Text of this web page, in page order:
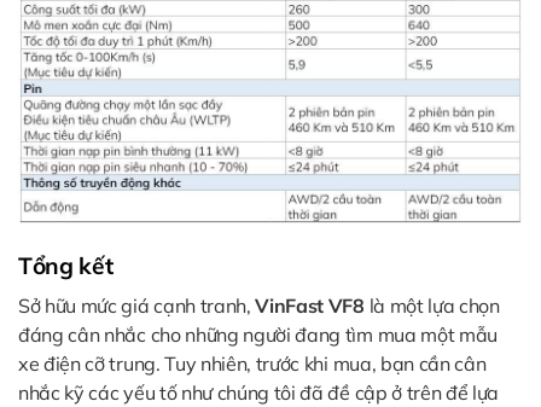
Tổng kết
Sở hữu mức giá cạnh tranh,VinFast VF8 là một lựa chọn
đáng cân nhắc cho những người đang tìm mua một mẫu
xe điện cỡ trung. Tuy nhiên, trước khi mua, bạn cần cân
nhắc kỹ các yếu tố như chúng tôi đã đề cập ở trên để lựa